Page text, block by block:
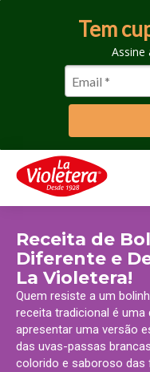
Tem
Assine
Receita de
Diferente e
La Violetera!
Quem resiste a um
receita tradicional é uma
apresentar uma versão
das uvas-passas
colorido e saboroso das